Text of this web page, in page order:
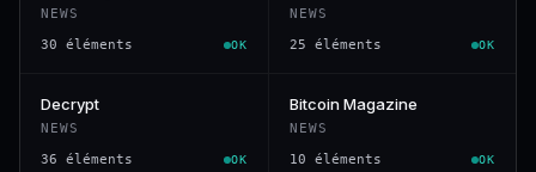
NEWS
30 éléments OK
NEWS
25 éléments OK
Decrypt
NEWS
36 éléments OK
Bitcoin Magazine
NEWS
10 éléments OK